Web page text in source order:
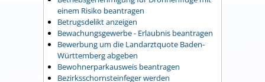
einem Risiko beantragen
Betrugsdelikt anzeigen
Bewachungsgewerbe - Erlaubnis beantragen
Bewerbung um die Landarztquote Baden-
Württemberg abgeben
Bewohnerparkausweis beantragen
Bezirksschornsteinfeger werden